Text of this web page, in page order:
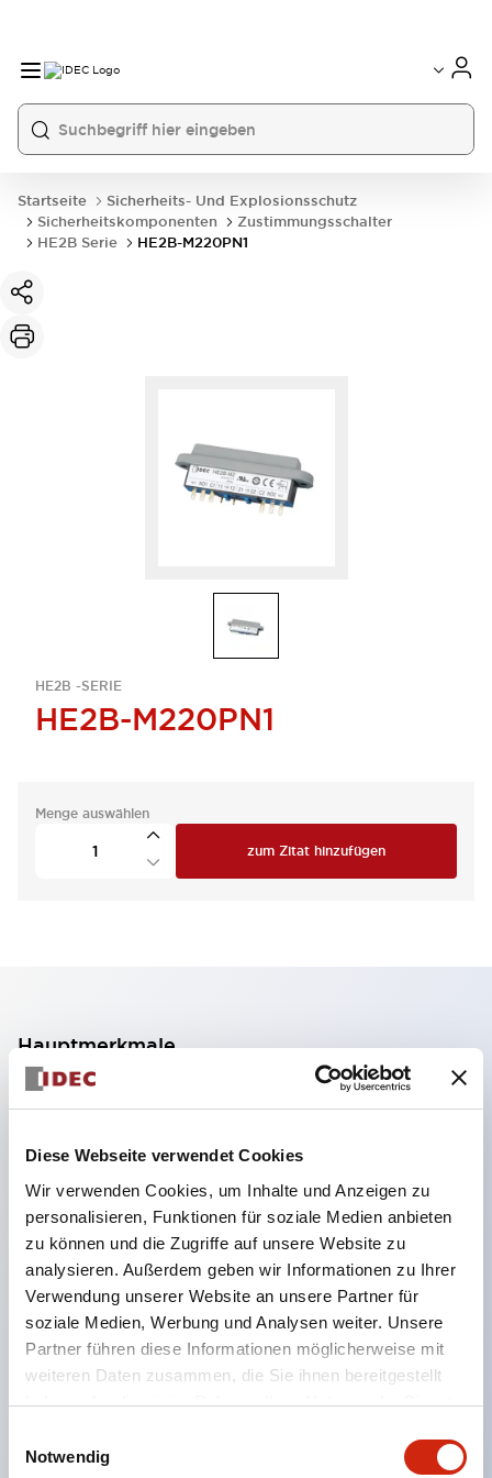
Diese Webseite verwendet Cookies
Wir verwenden Cookies, um Inhalte und Anzeigen zu
personalisieren, Funktionen für soziale Medien anbieten
zu können und die Zugriffe auf unsere Website zu
analysieren. Außerdem geben wir Informationen zu Ihrer
Verwendung unserer Website an unsere Partner für
soziale Medien, Werbung und Analysen weiter. Unsere
Partner führen diese Informationen möglicherweise mit
weiteren Daten zusammen, die Sie ihnen bereitgestellt
haben oder die sie im Rahmen Ihrer Nutzung der Dienste
Notwendig
Startseite
Sicherheits- Und Explosionsschutz
Sicherheitskomponenten
Zustimmungsschalter
HE2B Serie
HE2B-M220PN1
HE2B -SERIE
HE2B-M220PN1
Menge auswählen
zum Zitat hinzufügen
Hauptmerkmale
Aus (Position 3) verhindern
Kontaktverschweißung (nach EN 60947-5-1 /
IEC60947-5-1)
Kontakte schließen nicht, wenn von Aus (Pos. 3)
zu Aus (Pos. 1) losgelassen wird (nach IEC60204-
1 9.2.5.8)
Verschiedene Kontaktkonfigurationen (bis zu zwei
Erhältlich mit oder ohne Gummiabdeckung